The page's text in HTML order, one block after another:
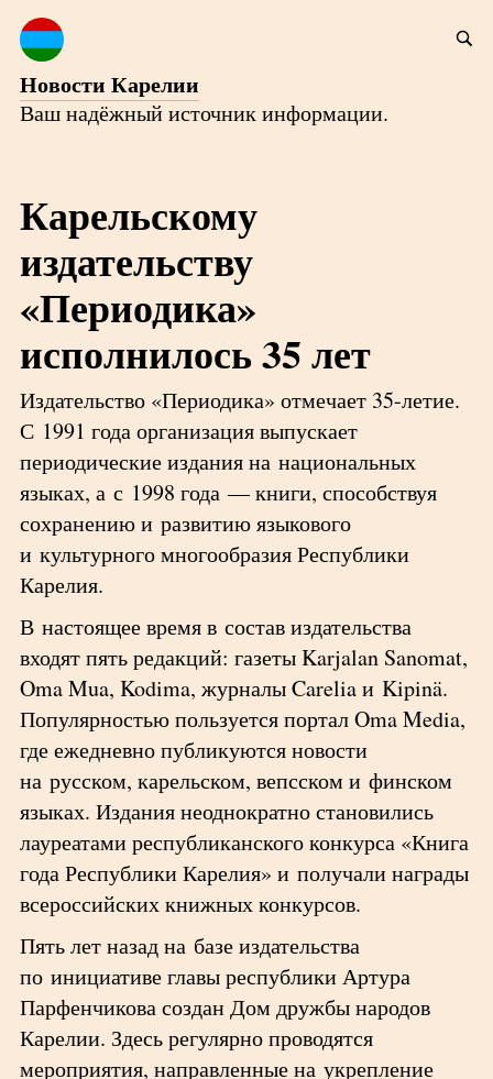
Новости Карелии
Ваш надёжный источник информации.
Карельскому
издательству
«Периодика»
исполнилось 35 лет
Издательство «Периодика» отмечает 35-летие.
С 1991 года организация выпускает
периодические издания на национальных
языках, а с 1998 года — книги, способствуя
сохранению и развитию языкового
и культурного многообразия Республики
Карелия.
В настоящее время в состав издательства
входят пять редакций: газеты Karjalan Sanomat,
Oma Mua, Kodima, журналы Carelia и Kipinä.
Популярностью пользуется портал Oma Media,
где ежедневно публикуются новости
на русском, карельском, вепсском и финском
языках. Издания неоднократно становились
лауреатами республиканского конкурса «Книга
года Республики Карелия» и получали награды
всероссийских книжных конкурсов.
Пять лет назад на базе издательства
по инициативе главы республики Артура
Парфенчикова создан Дом дружбы народов
Карелии. Здесь регулярно проводятся
мероприятия, направленные на укрепление